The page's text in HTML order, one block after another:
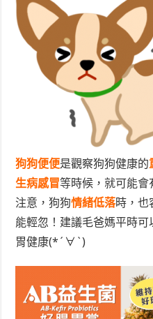
狗狗便便是觀察狗狗健康的
生病感冒等時候，就可能
注意，狗狗情緒低落時，也
能輕忽！建議毛爸媽平時可
胃健康(*´∀`)